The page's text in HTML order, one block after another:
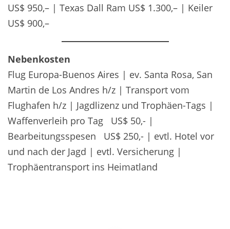
US$ 950,– | Texas Dall Ram US$ 1.300,– | Keiler
US$ 900,–
Nebenkosten
Flug Europa-Buenos Aires | ev. Santa Rosa, San
Martin de Los Andres h/z | Transport vom
Flughafen h/z | Jagdlizenz und Trophäen-Tags |
Waffenverleih pro Tag US$ 50,- |
Bearbeitungsspesen US$ 250,- | evtl. Hotel vor
und nach der Jagd | evtl. Versicherung |
Trophäentransport ins Heimatland